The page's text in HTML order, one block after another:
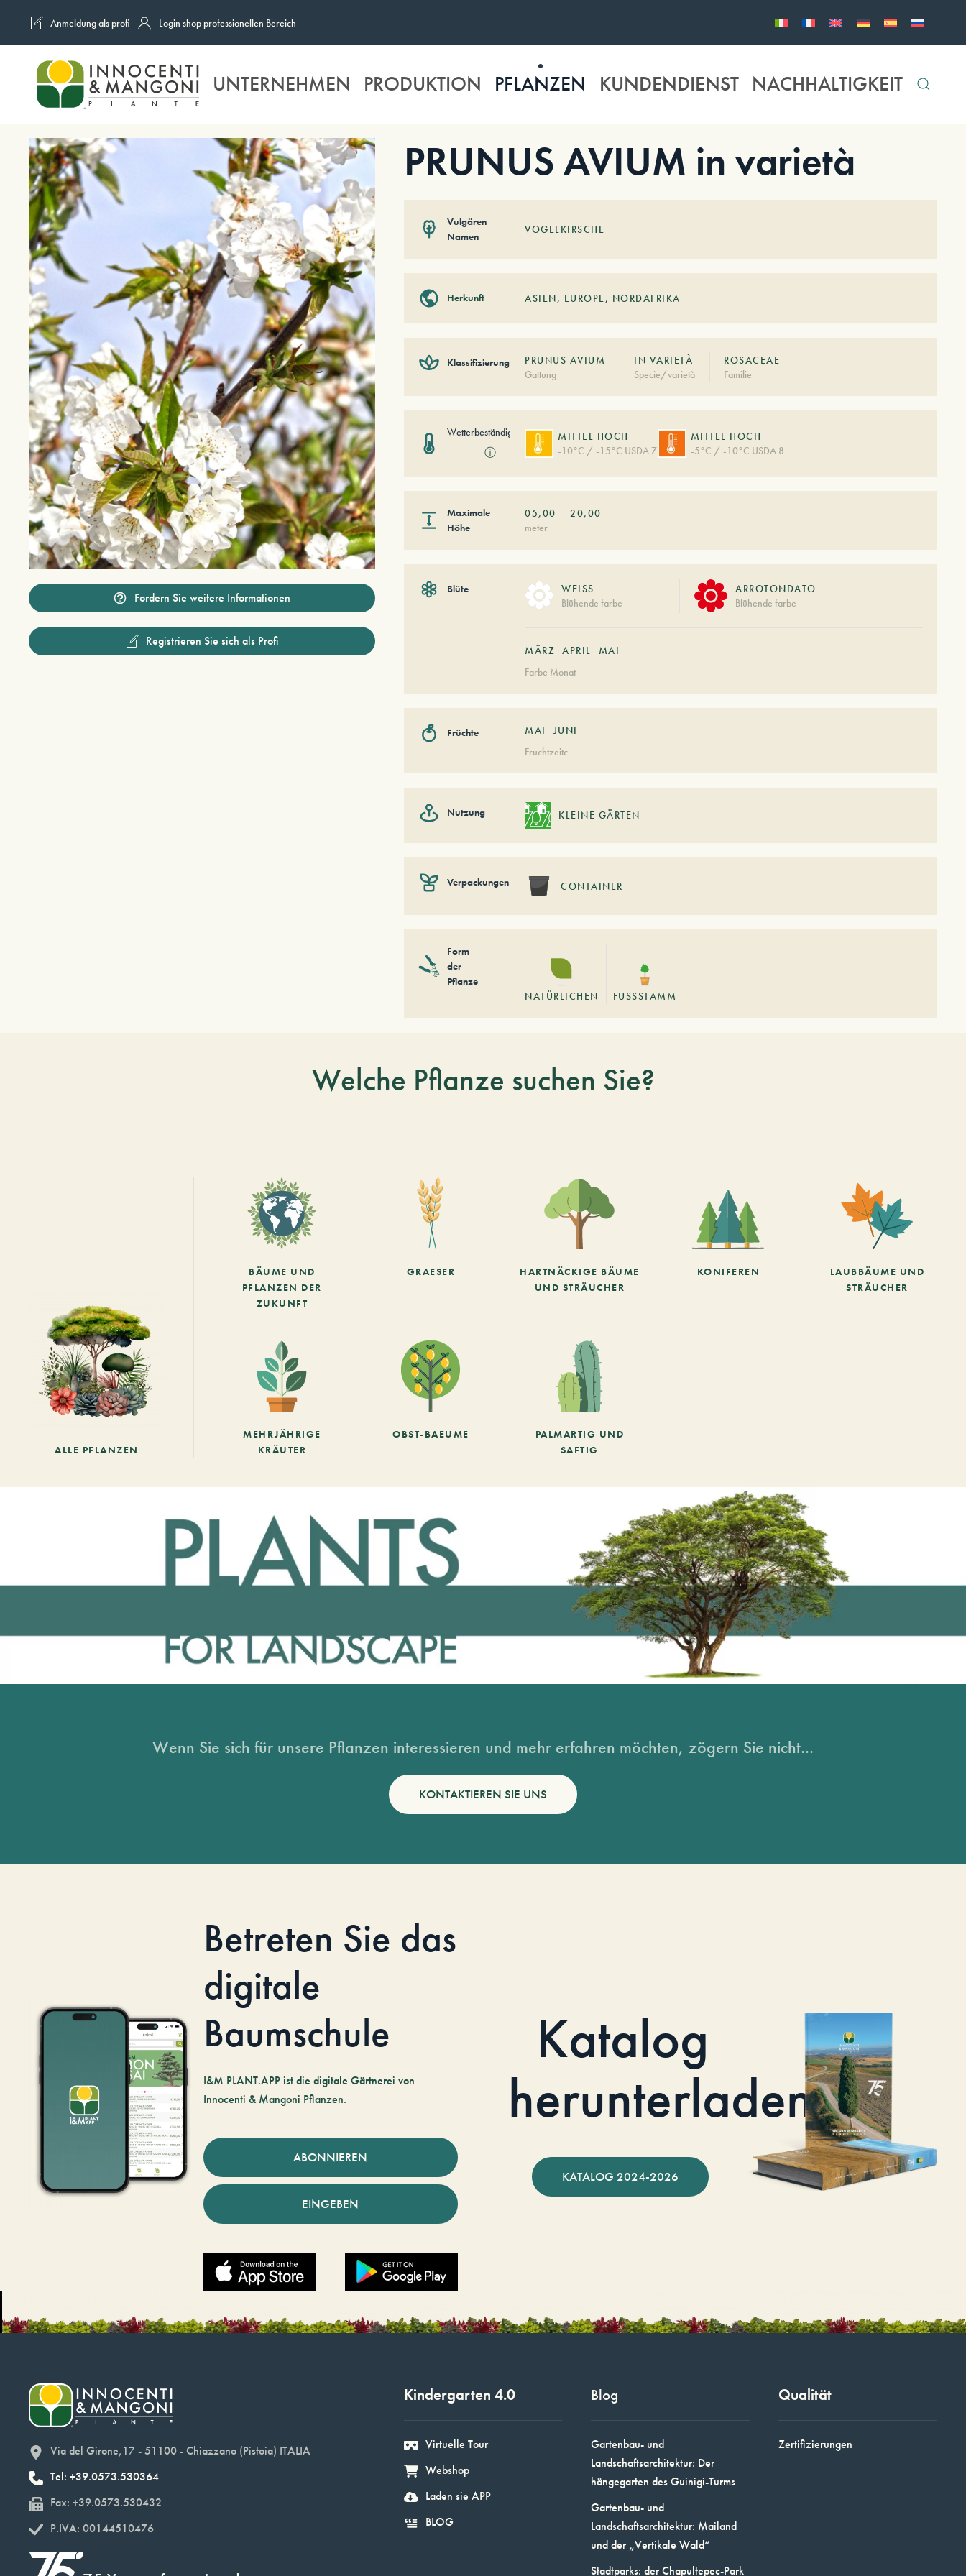
Skip to main content
Anmeldung als profi Login shop professionellen Bereich
UNTERNEHMEN PRODUKTION PFLANZEN KUNDENDIENST NACHHALTIGKEIT
Fordern Sie weitere Informationen
Registrieren Sie sich als Profi
PRUNUS AVIUM in varietà
Vulgären
Namen
VOGELKIRSCHE
Herkunft ASIEN, EUROPE, NORDAFRIKA
Klassifizierung
PRUNUS AVIUM
Gattung
IN VARIETÀ
Specie/varietà
ROSACEAE
Familie
Wetterbeständigkeit
ⓘ
MITTEL HOCH
-10°C / -15°C USDA 7
MITTEL HOCH
-5°C / -10°C USDA 8
Maximale
Höhe
05,00 –20,00
meter
Blüte
WEISS
Blühende farbe
ARROTONDATO
Blühende farbe
MÄRZ APRIL
MAI
Farbe Monat
Früchte MAI
JUNI
Fruchtzeitc
Nutzung KLEINE GÄRTEN
Verpackungen CONTAINER
Form
der
Pflanze
NATÜRLICHEN
FUSSSTAMM
Welche Pflanze suchen Sie?
ALLE PFLANZEN
BÄUME UND
PFLANZEN DER
ZUKUNFT
GRAESER
HARTNÄCKIGE BÄUME
UND STRÄUCHER
KONIFEREN
LAUBBÄUME UND
STRÄUCHER
MEHRJÄHRIGE
KRÄUTER
OBST-BAEUME
PALMARTIG UND
SAFTIG
Wenn Sie sich für unsere Pflanzen interessieren und mehr erfahren möchten, zögern Sie nicht...
KONTAKTIEREN SIE UNS
Betreten Sie das
digitale
Baumschule
I&M PLANT.APP ist die digitale Gärtnerei von
Innocenti & Mangoni Pflanzen.
ABONNIEREN
EINGEBEN
Katalog
herunterladen
KATALOG 2024-2026
Via del Girone,17 - 51100 - Chiazzano (Pistoia) ITALIA
Tel: +39.0573.530364
Fax: +39.0573.530432
P.IVA: 00144510476
Kindergarten 4.0
Virtuelle Tour
Webshop
Laden sie APP
BLOG
Blog
Gartenbau- und
Landschaftsarchitektur: Der
hängegarten des Guinigi-Turms
Gartenbau- und
Landschaftsarchitektur: Mailand
und der „Vertikale Wald“
Stadtparks: der Chapultepec-Park
Qualität
Zertifizierungen